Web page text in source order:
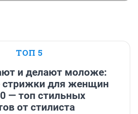
ТОП 5
и делают моложе:
стрижки для женщин
— топ стильных
от стилиста